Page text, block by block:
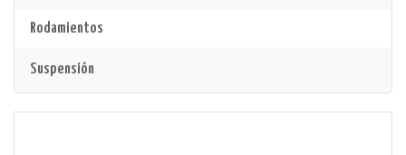
Rodamientos
Suspensión